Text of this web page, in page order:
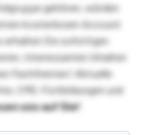
gehören, würden
kostenlosen Account
erhalten Sie sofortigen
interessanten Inhalten
Fachthemen! Aktuelle
CME-Fortbildungen und
uns auf Sie!